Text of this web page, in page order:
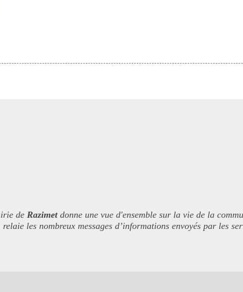
de Razimetdonne une vue d'ensemble sur la vie de la
les nombreux messages d’informations envoyés par les